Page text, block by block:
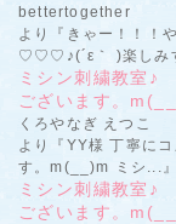
bettertogether
より『きゃー！！！
♡♡♡♪(´ε｀ )楽しみ
ミシン刺繍教室♪
ございます。
くろやなぎ えつこ
より『YY様 丁寧に
す。m(__)m ミシ...
ミシン刺繍教室♪
ございます。